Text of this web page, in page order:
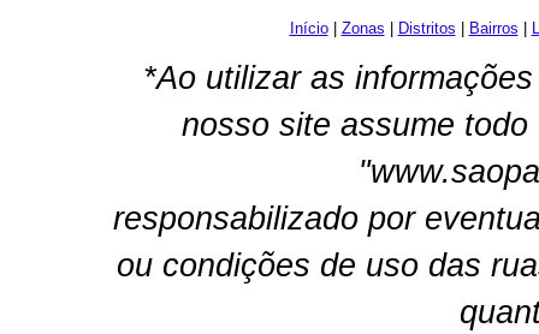
Início| Zonas Distritos Bairros
*Ao utilizar as
nosso site assume
responsabilizado por
ou condições de uso das